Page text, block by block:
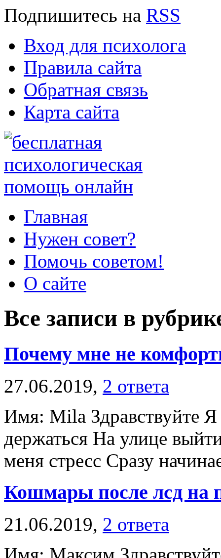
Подпишитесь на RSS
Вход для психолога
Правила сайта
Обратная связь
Карта сайта
Главная
Нужен совет?
Помочь советом!
О сайте
Все записи в
Почему мне не
27.06.2019, 2 ответа
Имя: Mila Здравствуйте Я
держаться На улице
меня стресс Сразу
Кошмары после лсд на
21.06.2019, 2 ответа